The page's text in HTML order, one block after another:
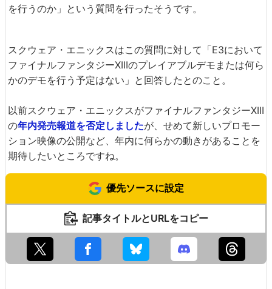
を行うのか」という質問を行ったそうです。
スクウェア・エニックスはこの質問に対して「E3において
ファイナルファンタジーXIIIのプレイアブルデモまたは何ら
かのデモを行う予定はない」と回答したとのこと。
以前スクウェア・エニックスがファイナルファンタジーXIII
の年内発売報道を否定しましたが、せめて新しいプロモー
ション映像の公開など、年内に何らかの動きがあることを
期待したいところですね。
優先ソースに設定
記事タイトルとURLをコピー